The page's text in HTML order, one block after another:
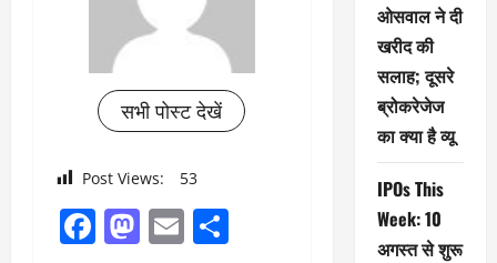
सभी पोस्ट देखें
Post Views: 53
Facebook
Mastodon
Email
ओसवाल ने दी
खरीद की
सलाह; दूसरे
ब्रोकरेजेज
का क्या है व्यू
IPOs This
Week: 10
अगस्त से शुरू